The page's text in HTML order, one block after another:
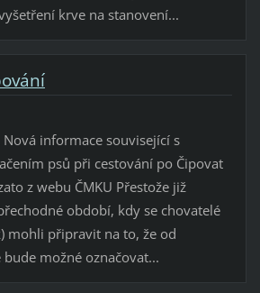
krve na stanovení...
informace související s
psů při cestování po Čipovat
z webu ČMKU Přestože již
období, kdy se chovatelé
mohli připravit na to, že od
možné označovat...